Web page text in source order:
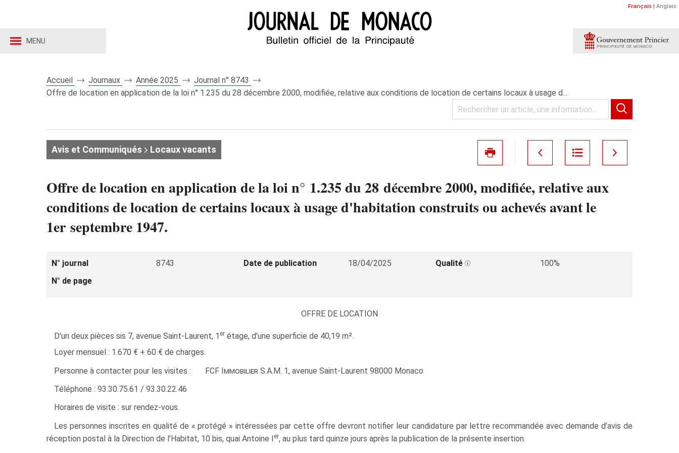
MENU
Français | Anglais
Accueil Journaux Année 2025
Journal n° 8743
Offre de location en application de la loi n° 1.235 du 28 décembre 2000, modifiée, relative aux conditions de location de certains locaux à usage d...
Avis et Communiqués Locaux vacants
Offre de location en application de la loi n° 1.235 du 28 décembre 2000, modifiée, relative aux
conditions de location de certains locaux à usage d'habitation construits ou achevés avant le
1er septembre 1947.
N° journal 8743 Date de publication 18/04/2025 Qualité
100%
N° de page
OFFRE DE LOCATION
D’un deux pièces sis 7, avenue Saint-Laurent, 1 er étage, d’une superficie de 40,19 m².
Loyer mensuel : 1.670 € + 60 € de charges.
Personne à contacter pour les visites : FCF Immobilier S.A.M. 1, avenue Saint-Laurent 98000 Monaco
Téléphone : 93.30.75.61 / 93.30.22.46
Horaires de visite : sur rendez-vous.
Les personnes inscrites en qualité de « protégé » intéressées par cette offre devront notifier leur candidature par lettre recommandée avec demande d’avis de
réception postal à la Direction de l’Habitat, 10 bis, quai Antoine Ier, au plus tard quinze jours après la publication de la présente insertion.